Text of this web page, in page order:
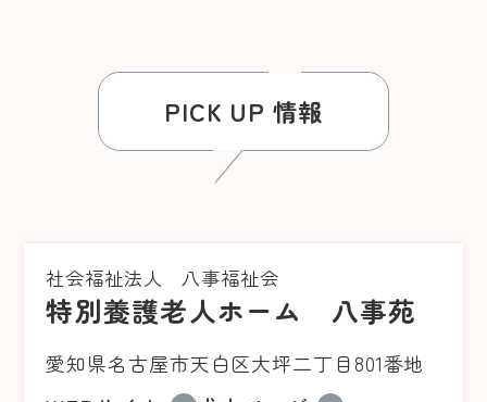
PICK UP 情報
社会福祉法人 八事福祉会
特別養護老人ホーム 八事苑
愛知県名古屋市天白区大坪二丁目801番地